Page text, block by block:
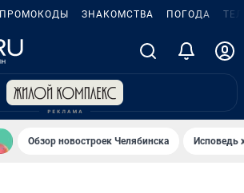
ПРОМОКОДЫ ЗНАКОМСТВА ПОГОДА
Обзор новостроек Челябинска Исповедь